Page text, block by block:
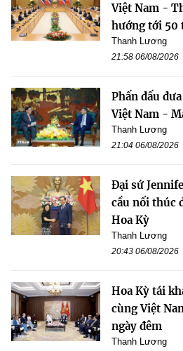
Việt Nam -
hướng tới 50
Thanh Lương
21:58 06/08/2026
Phấn đấu
Việt Nam -
Thanh Lương
21:04 06/08/2026
Đại sứ
cầu nối thúc
Hoa Kỳ
Thanh Lương
20:43 06/08/2026
Hoa Kỳ tái
cùng Việt
ngày đêm
Thanh Lương